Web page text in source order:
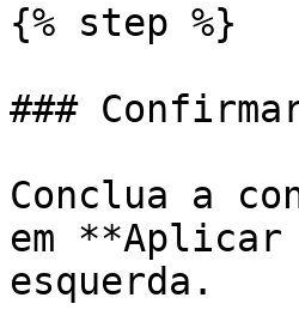
{% step %}
###
Conclua a
em
esquerda.